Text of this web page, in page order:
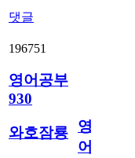
댓글
196751
영어공부
930
와호잠룡
영
어